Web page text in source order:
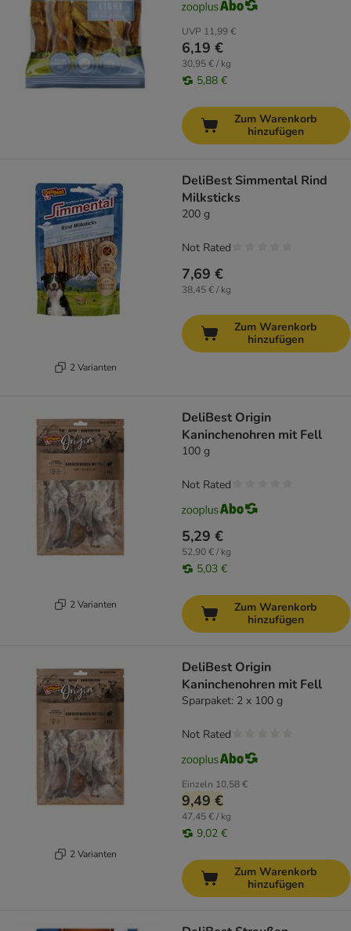
UVP 11,99 €
6,19 €
30,95 € / kg
5,88 €
Zum Warenkorb
hinzufügen
2 Varianten
DeliBest Simmental Rind
Milksticks
200 g
7,69 €
38,45 € / kg
Not Rated
Zum Warenkorb
hinzufügen
2 Varianten
DeliBest Origin
Kaninchenohren mit Fell
100 g
5,29 €
52,90 € / kg
5,03 €
Not Rated
Zum Warenkorb
hinzufügen
2 Varianten
DeliBest Origin
Kaninchenohren mit Fell
Sparpaket: 2 x 100 g
Einzeln 10,58 €
9,49 €
47,45 € / kg
9,02 €
Not Rated
Zum Warenkorb
hinzufügen